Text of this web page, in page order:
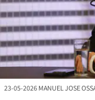
23-05-2026 MANUEL JOSE